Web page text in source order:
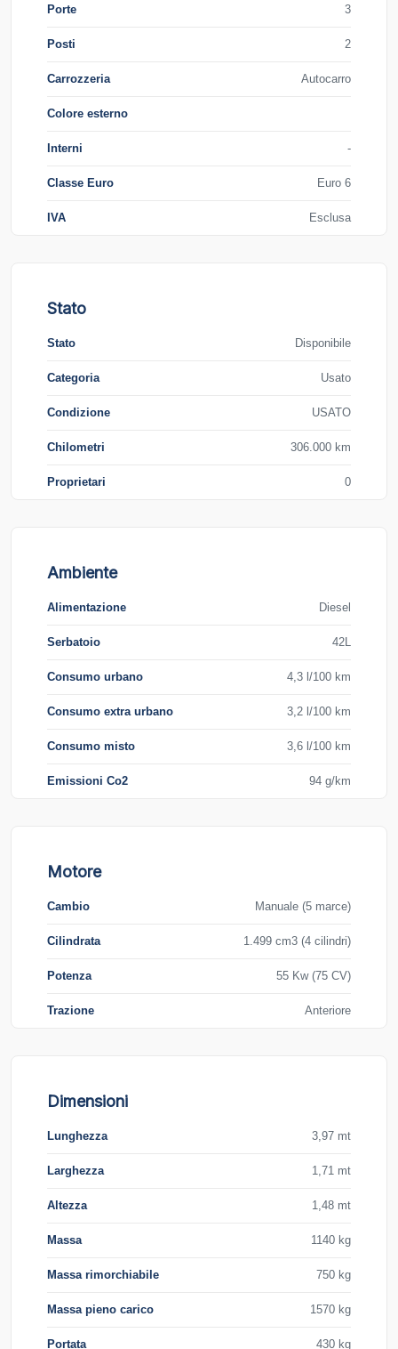
Porte 3
Posti 2
Carrozzeria Autocarro
Colore esterno
Interni -
Classe Euro Euro 6
IVA Esclusa
Stato
Stato Disponibile
Categoria Usato
Condizione USATO
Chilometri 306.000 km
Proprietari 0
Ambiente
Alimentazione Diesel
Serbatoio 42L
Consumo urbano 4,3 l/100 km
Consumo extra urbano 3,2 l/100 km
Consumo misto 3,6 l/100 km
Emissioni Co2 94 g/km
Motore
Cambio Manuale (5 marce)
Cilindrata 1.499 cm3 (4 cilindri)
Potenza 55 Kw (75 CV)
Trazione Anteriore
Dimensioni
Lunghezza 3,97 mt
Larghezza 1,71 mt
Altezza 1,48 mt
Massa 1140 kg
Massa rimorchiabile 750 kg
Massa pieno carico 1570 kg
Portata 430 kg